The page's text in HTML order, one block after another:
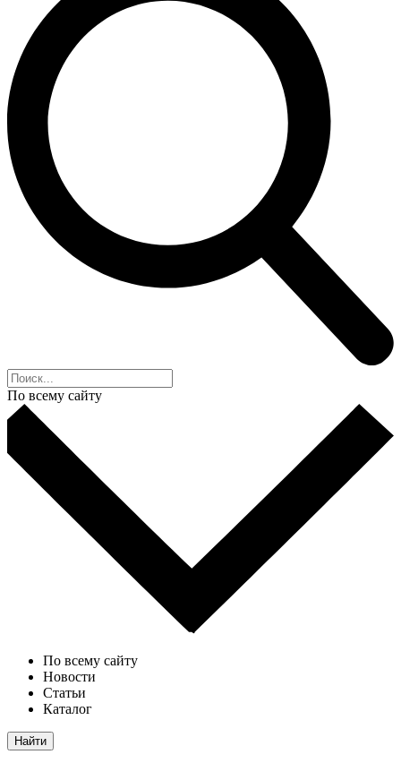
По всему сайту
По всему сайту
Новости
Статьи
Каталог
Найти